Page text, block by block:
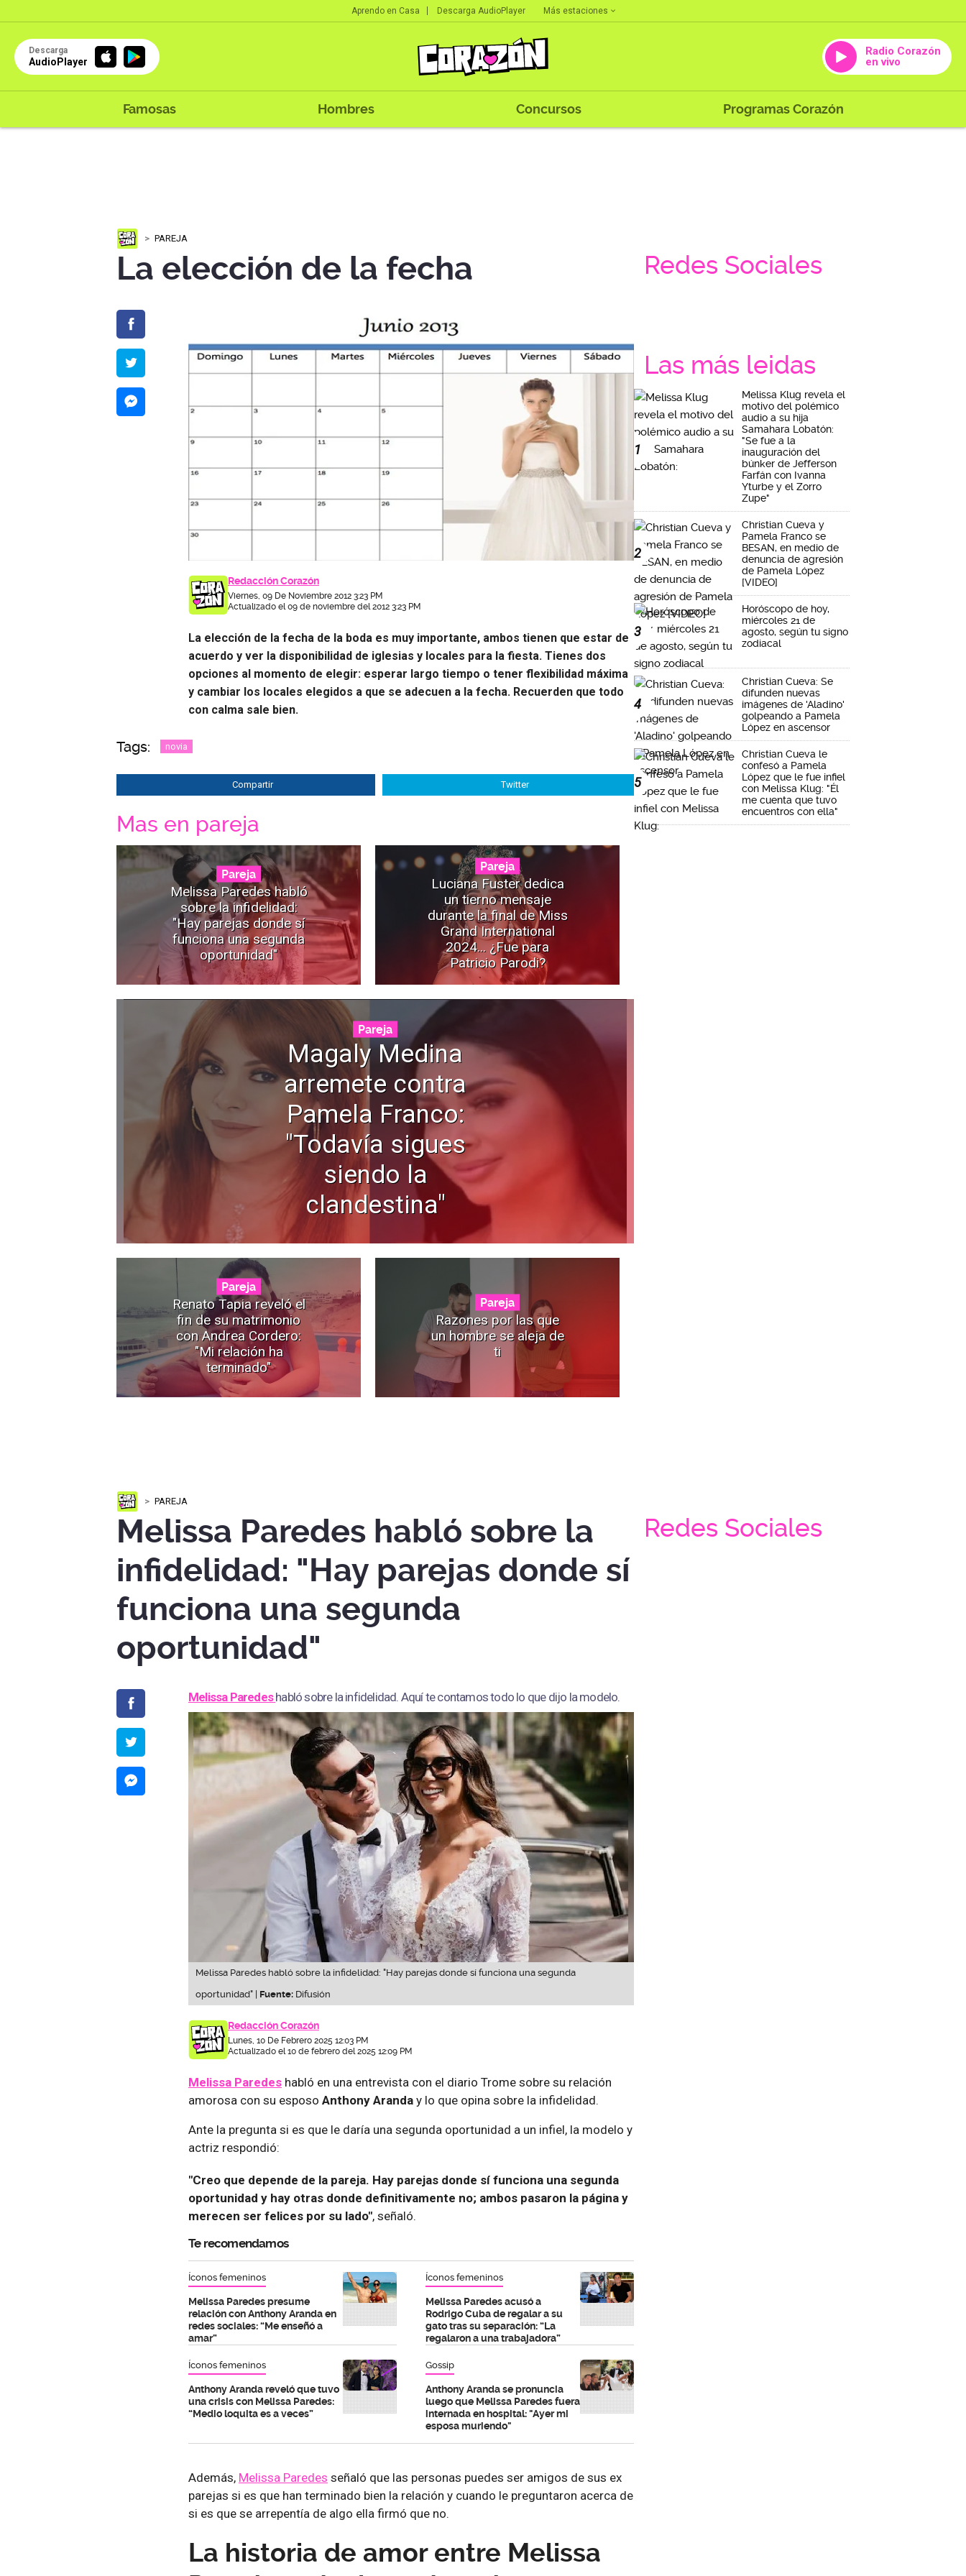
Aprendo en Casa Descarga AudioPlayer Más estaciones
Descarga
AudioPlayer
Radio Corazón
en vivo
Famosas Hombres Concursos Programas Corazón
PAREJA
La elección de la fecha
Redacción Corazón
Viernes, 09 De Noviembre 2012 3:23 PM
Actualizado el 09 de noviembre del 2012 3:23 PM
La elección de la fecha de la boda es muy importante, ambos tienen que estar de
acuerdo y ver la disponibilidad de iglesias y locales para la fiesta. Tienes dos
opciones al momento de elegir: esperar largo tiempo o tener flexibilidad máxima
y cambiar los locales elegidos a que se adecuen a la fecha. Recuerden que todo
con calma sale bien.
Tags: novia
Compartir Twitter
Mas en pareja
Pareja
Melissa Paredes habló
sobre la infidelidad:
"Hay parejas donde sí
funciona una segunda
oportunidad"
Pareja
Luciana Fuster dedica
un tierno mensaje
durante la final de Miss
Grand International
2024... ¿Fue para
Patricio Parodi?
Pareja
Magaly Medina
arremete contra
Pamela Franco:
"Todavía sigues
siendo la
clandestina"
Pareja
Renato Tapia reveló el
fin de su matrimonio
con Andrea Cordero:
"Mi relación ha
terminado"
Pareja
Razones por las que
un hombre se aleja de
ti
Redes Sociales
Las más leidas
1
Melissa Klug revela el
motivo del polémico
audio a su hija
Samahara Lobatón:
"Se fue a la
inauguración del
búnker de Jefferson
Farfán con Ivanna
Yturbe y el Zorro
Zupe"
2
Christian Cueva y
Pamela Franco se
BESAN, en medio de
denuncia de agresión
de Pamela López
[VIDEO]
3
Horóscopo de hoy,
miércoles 21 de
agosto, según tu signo
zodiacal
4
Christian Cueva: Se
difunden nuevas
imágenes de 'Aladino'
golpeando a Pamela
López en ascensor
5
Christian Cueva le
confesó a Pamela
López que le fue infiel
con Melissa Klug: "Él
me cuenta que tuvo
encuentros con ella"
PAREJA
Melissa Paredes habló sobre la
infidelidad: "Hay parejas donde sí
funciona una segunda
oportunidad"
Melissa Paredeshabló sobre la infidelidad. Aquí te contamos todo lo que dijo la modelo.
Melissa Paredes habló sobre la infidelidad: "Hay parejas donde sí funciona una segunda
oportunidad" | Fuente: Difusión
Redacción Corazón
Lunes, 10 De Febrero 2025 12:03 PM
Actualizado el 10 de febrero del 2025 12:09 PM
Melissa Paredes habló en una entrevista con el diario Trome sobre su relación
amorosa con su esposo Anthony Aranda y lo que opina sobre la infidelidad.
Ante la pregunta si es que le daría una segunda oportunidad a un infiel, la modelo y
actriz respondió:
"Creo que depende de la pareja. Hay parejas donde sí funciona una segunda
oportunidad y hay otras donde definitivamente no; ambos pasaron la página y
merecen ser felices por su lado", señaló.
Te recomendamos
Íconos femeninos
Melissa Paredes presume
relación con Anthony Aranda en
redes sociales: “Me enseñó a
amar”
Íconos femeninos
Melissa Paredes acusó a
Rodrigo Cuba de regalar a su
gato tras su separación: “La
regalaron a una trabajadora”
Íconos femeninos
Anthony Aranda reveló que tuvo
una crisis con Melissa Paredes:
“Medio loquita es a veces”
Gossip
Anthony Aranda se pronuncia
luego que Melissa Paredes fuera
internada en hospital: "Ayer mi
esposa muriendo"
Además, Melissa Paredes señaló que las personas puedes ser amigos de sus ex
parejas si es que han terminado bien la relación y cuando le preguntaron acerca de
si es que se arrepentía de algo ella firmó que no.
La historia de amor entre Melissa
Redes Sociales